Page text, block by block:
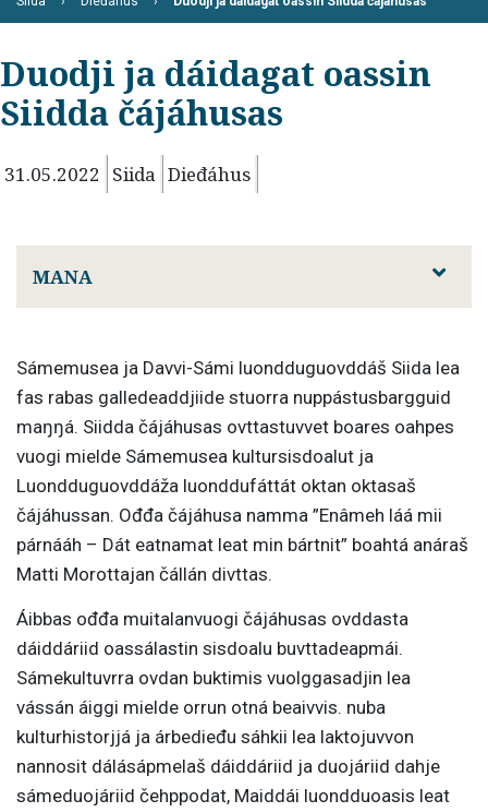
Duodji ja dáidagat oassin
Siidda čájáhusas
31.05.2022 Siida Dieđáhus
MANA
Sámemusea ja Davvi-Sámi luondduguovddáš Siida lea
fas rabas galledeaddjiide stuorra nuppástusbargguid
maŋŋá. Siidda čájáhusas ovttastuvvet boares oahpes
vuogi mielde Sámemusea kultursisdoalut ja
Luondduguovddáža luonddufáttát oktan oktasaš
čájáhussan. Ođđa čájáhusa namma ”Enâmeh láá mii
párnááh – Dát eatnamat leat min bártnit” boahtá anáraš
Matti Morottajan čállán divttas.
Áibbas ođđa muitalanvuogi čájáhusas ovddasta
dáiddáriid oassálastin sisdoalu buvttadeapmái.
Sámekultuvrra ovdan buktimis vuolggasadjin lea
vássán áiggi mielde orrun otná beaivvis. nuba
kulturhistorjjá ja árbedieđu sáhkii lea laktojuvvon
nannosit dálásápmelaš dáiddáriid ja duojáriid dahje
sámeduojáriid čehppodat, Maiddái luondduoasis leat